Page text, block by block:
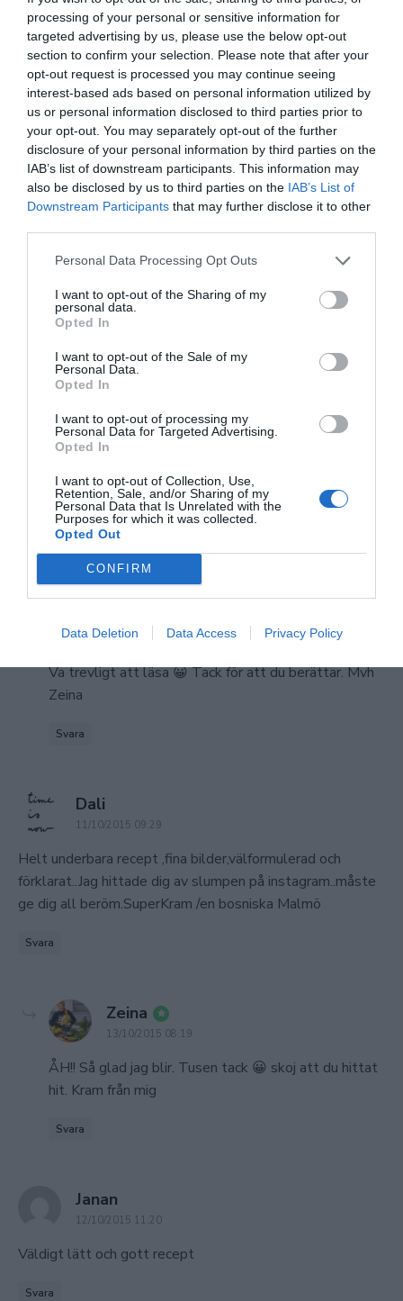
processing of your personal or sensitive information for
targeted advertising by us, please use the below opt-out
section to confirm your selection. Please note that after your
opt-out request is processed you may continue seeing
interest-based ads based on personal information utilized by
us or personal information disclosed to third parties prior to
your opt-out. You may separately opt-out of the further
disclosure of your personal information by third parties on the
IAB’s list of downstream participants. This information may
also be disclosed by us to third parties on the IAB’s List of
Downstream Participants that may further disclose it to other
Personal Data Processing Opt Outs
I want to opt-out of the Sharing of my
personal data.
Opted In
I want to opt-out of the Sale of my
Personal Data.
Opted In
I want to opt-out of processing my
Personal Data for Targeted Advertising.
Opted In
I want to opt-out of Collection, Use,
Retention, Sale, and/or Sharing of my
Personal Data that Is Unrelated with the
Purposes for which it was collected.
Opted Out
CONFIRM
Data Deletion Data Access Privacy Policy
Svara
Hannasays:
31/07/2015 17:44
fantastiskt god och enkel att göra
Svara
Zeina says:
31/07/2015 20:11
Härligt 😀 Kul att du gillar receptet. Tack för att du
Svara
Zozo
01/08/2015 15:16
Rätten blev omtyckt av familjen, riktigt gott blev det.
01/08/2015 20:18
Va trevligt att läsa 😀 Tack för att du berättar. Mvh
Zeina
Svara
Dali
11/10/2015 09:29
Helt underbara recept ,fina bilder,välformulerad och
förklarat..Jag hittade dig av slumpen på instagram..måste
ge dig all beröm.SuperKram /en bosniska Malmö
Svara
Zeina says:
13/10/2015 08:19
ÅH!! Så glad jag blir. Tusen tack 😀 skoj att du hittat
hit. Kram från mig
Svara
Janan
12/10/2015 11:20
Väldigt lätt och gott recept
Svara